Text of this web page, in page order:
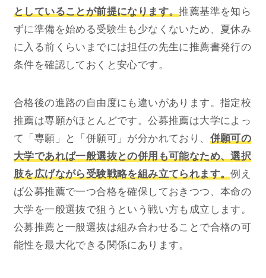
としていることが前提になります。推薦基準を知ら
ずに準備を始める受験生も少なくないため、夏休み
に入る前くらいまでには担任の先生に推薦書発行の
条件を確認しておくと安心です。
合格後の進路の自由度にも違いがあります。指定校
推薦は専願がほとんどです。公募推薦は大学によっ
て「専願」と「併願可」が分かれており、 併願可の
大学であれば一般選抜との併用も可能なため、選択
肢を広げながら受験戦略を組み立てられます。例え
ば公募推薦で一つ合格を確保しておきつつ、本命の
大学を一般選抜で狙うという戦い方も成立します。
公募推薦と一般選抜は組み合わせることで合格の可
能性を最大化できる関係にあります。